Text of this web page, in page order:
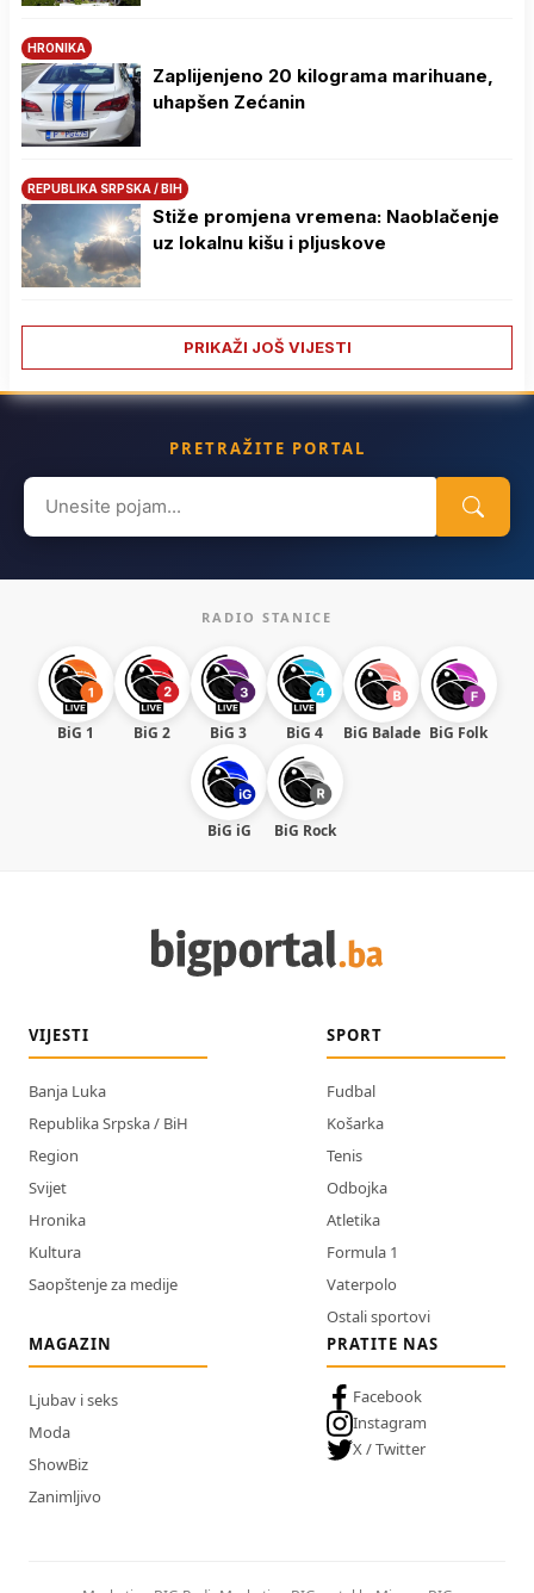
HRONIKA
Zaplijenjeno 20 kilograma marihuane,
uhapšen Zećanin
REPUBLIKA SRPSKA / BIH
Stiže promjena vremena: Naoblačenje
uz lokalnu kišu i pljuskove
PRIKAŽI JOŠ VIJESTI
PRETRAŽITE PORTAL
Search
for:
RADIO STANICE
BiG 1 BiG 2 BiG 3 BiG 4 BiG Balade BiG Folk
BiG iG BiG Rock
VIJESTI
Banja Luka
Republika Srpska / BiH
Region
Svijet
Hronika
Kultura
Saopštenje za medije
SPORT
Fudbal
Košarka
Tenis
Odbojka
Atletika
Formula 1
Vaterpolo
Ostali sportovi
MAGAZIN
Ljubav i seks
Moda
ShowBiz
Zanimljivo
PRATITE NAS
Facebook
Instagram
X / Twitter